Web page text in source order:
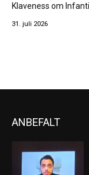
Klaveness om
31. juli 2026
ANBEFALT